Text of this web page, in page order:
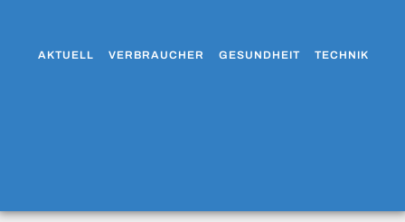
AKTUELL VERBRAUCHER GESUNDHEIT TECHNIK